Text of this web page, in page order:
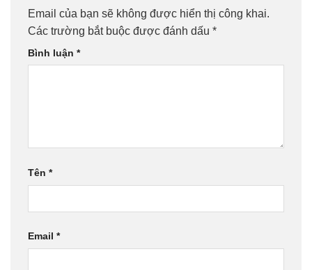
Email của bạn sẽ không được hiển thị công khai.
Các trường bắt buộc được đánh dấu *
Bình luận *
Tên *
Email *